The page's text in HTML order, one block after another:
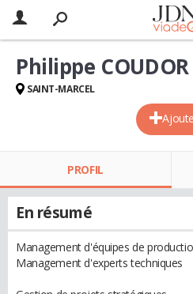
Philippe COUDOR
SAINT-MARCEL
PROFIL
En résumé
Management d'équipes de
Management d'experts techniques